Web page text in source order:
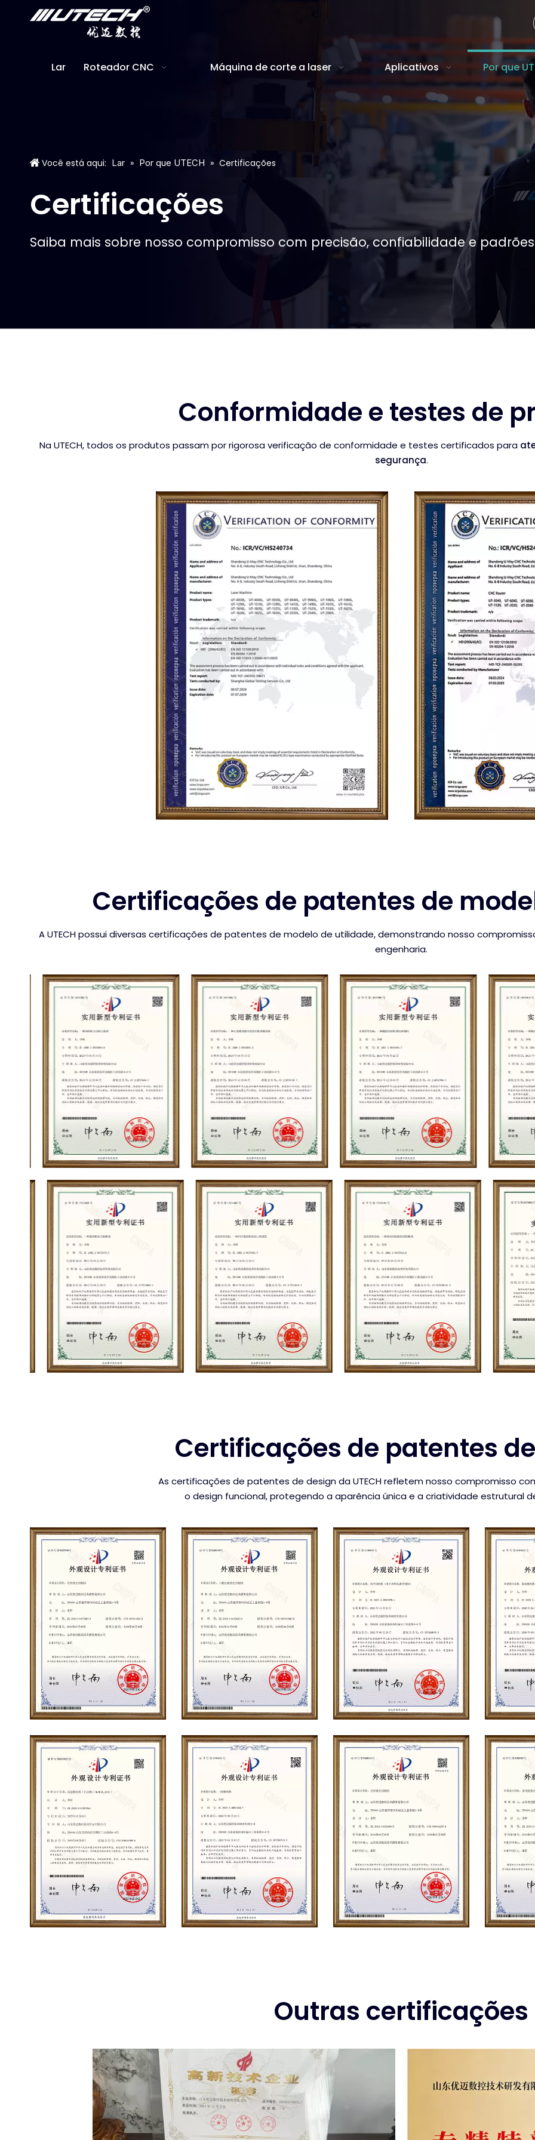
Lar Roteador CNC Máquina de corte a laser Aplicativos Por que
Você está aqui: Lar » Por que UTECH » Certificações
Certificações
Saiba mais sobre nosso compromisso com precisão, confiabilidade e
Conformidade e testes de
Na UTECH, todos os produtos passam por rigorosa verificação de conformidade e testes certificados para
segurança.
Certificações de patentes de
A UTECH possui diversas certificações de patentes de modelo de utilidade, demonstrando nosso
engenharia.
Certificações de patentes
As certificações de patentes de design da UTECH refletem nosso compromisso
o design funcional, protegendo a aparência única e a criatividade estrutural
Outras certificações